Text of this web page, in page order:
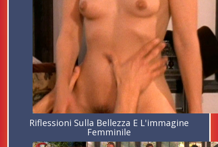
Riflessioni Sulla Bellezza E L'immagine
Femminile